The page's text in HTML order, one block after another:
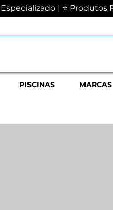
| ⭐ Produtos
PISCINAS MARCAS